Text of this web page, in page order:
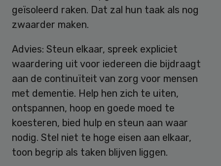
geïsoleerd raken. Dat zal hun taak als nog
zwaarder maken.
Advies: Steun elkaar, spreek expliciet
waardering uit voor iedereen die bijdraagt
aan de continuïteit van zorg voor mensen
met dementie. Help hen zich te uiten,
ontspannen, hoop en goede moed te
koesteren, bied hulp en steun aan waar
nodig. Stel niet te hoge eisen aan elkaar,
toon begrip als taken blijven liggen.